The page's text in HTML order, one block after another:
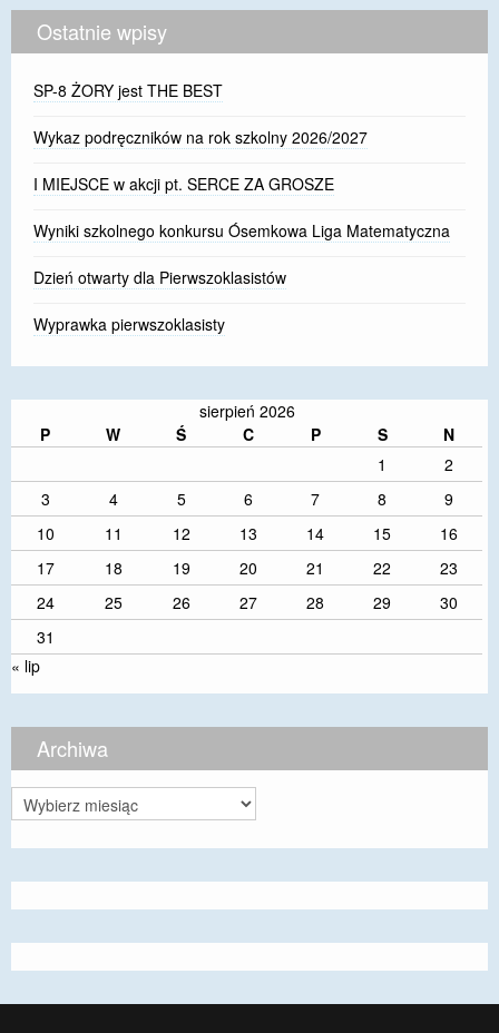
Ostatnie wpisy
SP-8 ŻORY jest THE BEST
Wykaz podręczników na rok szkolny 2026/2027
I MIEJSCE w akcji pt. SERCE ZA GROSZE
Wyniki szkolnego konkursu Ósemkowa Liga Matematyczna
Dzień otwarty dla Pierwszoklasistów
Wyprawka pierwszoklasisty
sierpień 2026
P
W Ś C P S
N
1
2
3
4 5 6 7 8
9
10
11 12 13 14 15
16
17
18 19 20 21 22
23
24
25 26 27 28 29
30
31
« lip
Archiwa
Archiwa